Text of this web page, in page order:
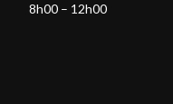
8h00 – 12h00